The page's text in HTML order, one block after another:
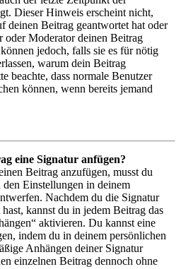
Dieser Hinweis erscheint nicht,
deinen Beitrag geantwortet hat oder
oder Moderator deinen Beitrag
jedoch, falls sie es für nötig
warum dein Beitrag
beachte, dass normale Benutzer
können, wenn bereits jemand
eine Signatur anfügen?
Beitrag anzufügen, musst du
den Einstellungen in deinem
Nachdem du die Signatur
kannst du in jedem Beitrag das
aktivieren. Du kannst eine
indem du in deinem persönlichen
Anhängen deiner Signatur
einzelnen Beitrag dennoch ohne